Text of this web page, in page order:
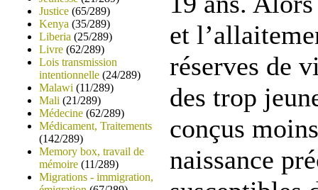
Justice (65/289)
Kenya (35/289)
Liberia (25/289)
Livre (62/289)
Lois transmission
intentionnelle (24/289)
Malawi (11/289)
Mali (21/289)
Médecine (62/289)
Médicament, Traitements
(142/289)
Memory box, travail de
mémoire (11/289)
Migrations - immigration,
et
réserves de
des trop
conçus
naissance